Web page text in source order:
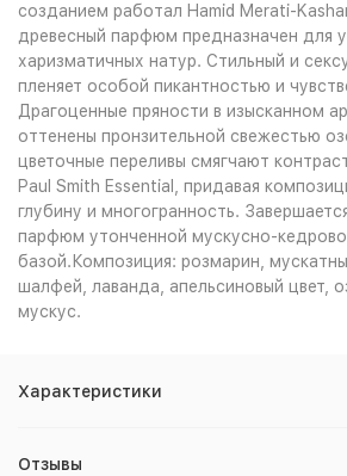
созданием работал Hamid Merati-
древесный парфюм предназначен для
харизматичных натур. Стильный и
пленяет особой пикантностью и
Драгоценные пряности в изысканном
оттенены пронзительной свежестью
цветочные переливы смягчают
Paul Smith Essential, придавая
глубину и многогранность.
парфюм утонченной мускусно-
базой.Композиция: розмарин,
шалфей, лаванда, апельсиновый цвет,
мускус.
Характеристики
Отзывы